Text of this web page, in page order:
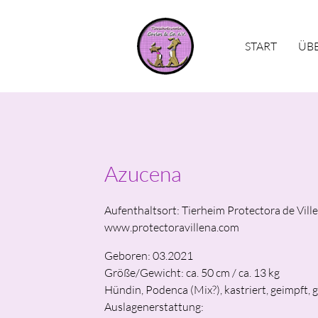
START
Azucena
Aufenthaltsort: Tierheim Protectora de
www.protectoravillena.com
Geboren: 03.2021
Größe/Gewicht: ca. 50 cm / ca. 13 kg
Hündin, Podenca (Mix?), kastriert, geimpft,
Auslagenerstattung: